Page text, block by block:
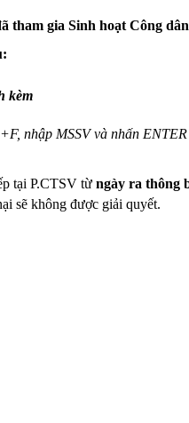
tham gia Sinh hoạt Công
kèm
nhập MSSV và nhấn
tại P.CTSV từ ngày ra thông
sẽ không được giải quyết.